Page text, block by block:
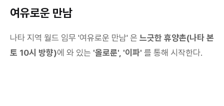
여유로운 만남
나타 지역 월드 임무 '여유로운 만남' 은 느긋한 휴양촌(나타 본
토 10시 방향)에 와 있는 '올로룬', '이파' 를 통해 시작한다.